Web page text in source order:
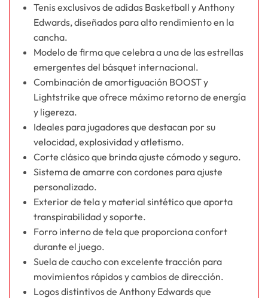
Tenis exclusivos de adidas Basketball y Anthony
Edwards, diseñados para alto rendimiento en la
cancha.
Modelo de firma que celebra a una de las estrellas
emergentes del básquet internacional.
Combinación de amortiguación BOOST y
Lightstrike que ofrece máximo retorno de energía
y ligereza.
Ideales para jugadores que destacan por su
velocidad, explosividad y atletismo.
Corte clásico que brinda ajuste cómodo y seguro.
Sistema de amarre con cordones para ajuste
personalizado.
Exterior de tela y material sintético que aporta
transpirabilidad y soporte.
Forro interno de tela que proporciona confort
durante el juego.
Suela de caucho con excelente tracción para
movimientos rápidos y cambios de dirección.
Logos distintivos de Anthony Edwards que